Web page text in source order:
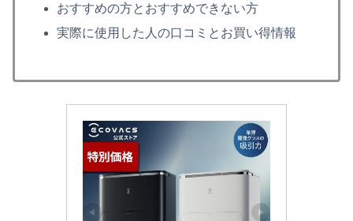
おすすめの方とおすすめできない方
実際に使用した人の口コミとお買い得情報